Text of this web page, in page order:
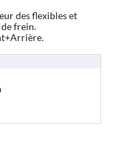
des flexibles et
frein.